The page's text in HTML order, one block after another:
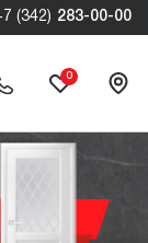
(342) 283-00-00
0